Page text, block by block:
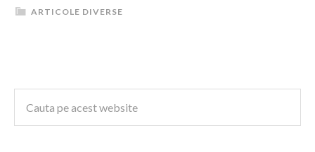
ARTICOLE DIVERSE